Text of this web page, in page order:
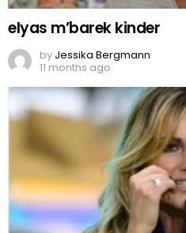
elyas m’barek kinder
by Jessika Bergmann
11 months ago